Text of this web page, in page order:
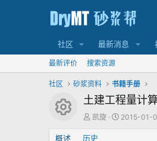
社区 最新消息
最新评价 搜索资源
社区 砂浆资料 书籍手册
资源图标
土建工程量计
作
凯旋
创
2015-01-
概述 历史